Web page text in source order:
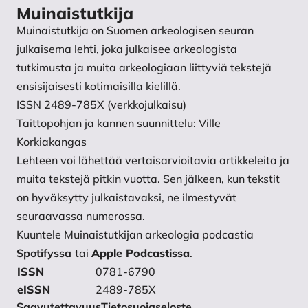
archaeological textiles: NESAT VII: textile symposium
in Edinburgh, 5th–7th May 1999 (Vol. 7): 70–74.
Oxford: Oxbow Books.
https://doi.org/10.2307/j.ctvh1dpt9.16
Cooke, W. & Tavman-Yilmaz, M. 1999. Hand knitting,
frame knitting and rotary frame knitting in the 17th,
18th and 19th centuries. A question of identification.
Textile history 30(2): 199–206.
https://doi.org/10.1179/004049699793710570.
Decaleur, H. 2001. Technological transfer. History
and technology XXIII: 21–40.
English, W. 1969. The textile industry: an account of
the early inventions of spinning, weaving, and
knitting machines. Harlow: Longmans.
Gernerd, E. 2015. Pulled Tight and Gleaming: The
Stocking’s Position within Eighteenth-Century
Muinaistutkija
Muinaistutkija on Suomen arkeologisen seuran
julkaisema lehti, joka julkaisee arkeologista
tutkimusta ja muita arkeologiaan liittyviä tekstejä
ensisijaisesti kotimaisilla kielillä.
ISSN 2489-785X (verkkojulkaisu)
Taittopohjan ja kannen suunnittelu: Ville
Korkiakangas
Lehteen voi lähettää vertaisarvioitavia artikkeleita ja
muita tekstejä pitkin vuotta. Sen jälkeen, kun tekstit
on hyväksytty julkaistavaksi, ne ilmestyvät
seuraavassa numerossa.
Kuuntele Muinaistutkijan arkeologia podcastia
Spotifyssa tai Apple Podcastissa.
ISSN
0781-6790
eISSN
2489-785X